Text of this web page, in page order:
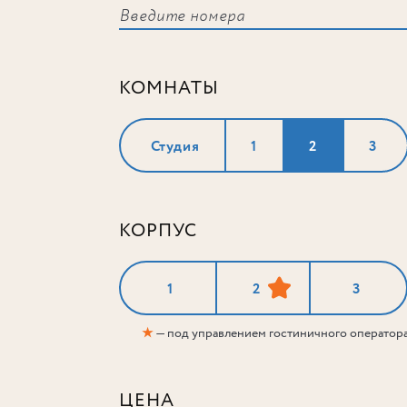
КОМНАТЫ
Студия 1 2 3
КОРПУС
1 2 3
★— под управлением гостиничного
ЦЕНА